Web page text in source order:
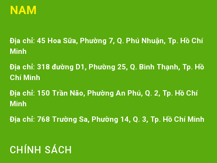
NAM
Địa chỉ: 45 Hoa Sữa, Phường 7, Q. Phú Nhuận, Tp. Hồ Chí
Minh
Địa chỉ: 318 đường D1, Phường 25, Q. Bình Thạnh, Tp. Hồ
Chí Minh
Địa chỉ: 150 Trần Não, Phường An Phú, Q. 2, Tp. Hồ Chí
Minh
Địa chỉ: 768 Trường Sa, Phường 14, Q. 3, Tp. Hồ Chí Minh
CHÍNH SÁCH